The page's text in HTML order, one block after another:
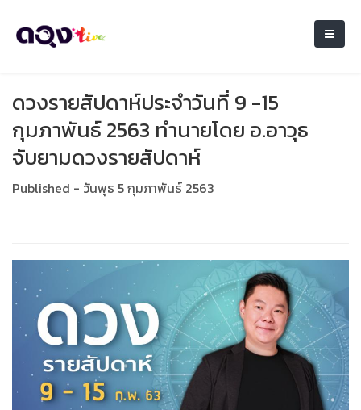
ดวงรายสัปดาห์ประจำวันที่ 9 -15
กุมภาพันธ์ 2563 ทำนายโดย อ.อาวุธ
จับยามดวงรายสัปดาห์
Published - วันพุธ 5 กุมภาพันธ์ 2563